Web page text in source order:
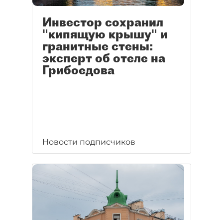
Инвестор сохранил
"кипящую крышу" и
гранитные стены:
эксперт об отеле на
Грибоедова
Новости подписчиков